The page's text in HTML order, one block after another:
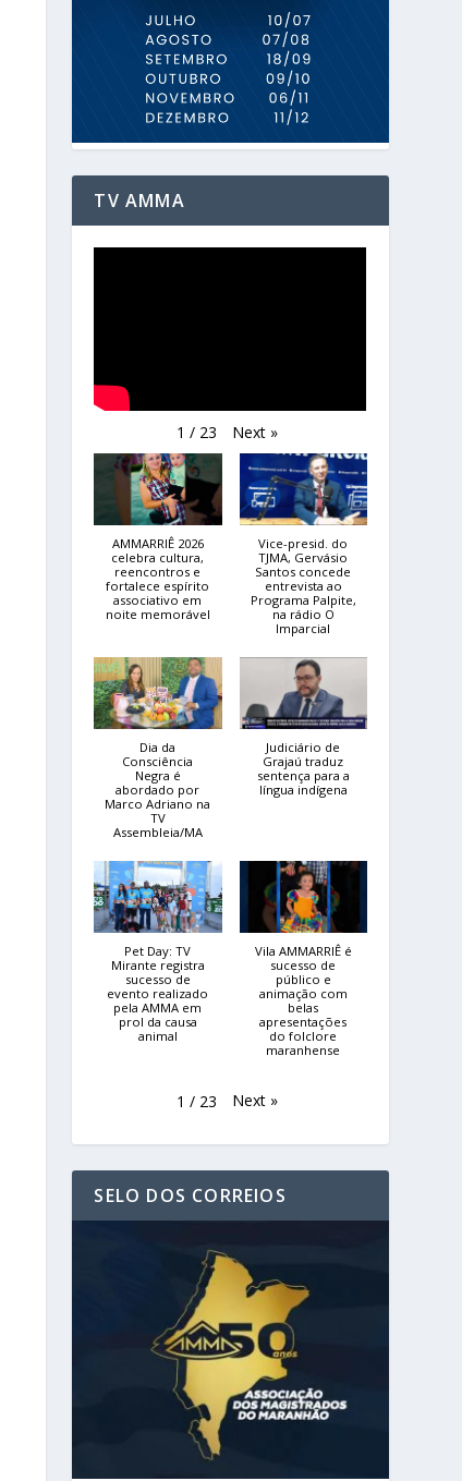
TV AMMA
1 / 23 Next »
AMMARRIÊ 2026
celebra cultura,
reencontros e
fortalece espírito
associativo em
noite memorável
Vice-presid. do
TJMA, Gervásio
Santos concede
entrevista ao
Programa Palpite,
na rádio O
Imparcial
Dia da
Consciência
Negra é
abordado por
Marco Adriano na
TV
Assembleia/MA
Judiciário de
Grajaú traduz
sentença para a
língua indígena
Pet Day: TV
Mirante registra
sucesso de
evento realizado
pela AMMA em
prol da causa
animal
Vila AMMARRIÊ é
sucesso de
público e
animação com
belas
apresentações
do folclore
maranhense
1 / 23 Next »
SELO DOS CORREIOS